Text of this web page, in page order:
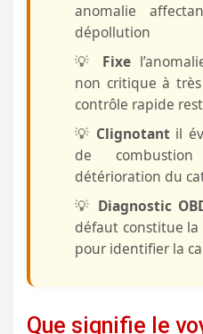
anomalie
dépollution
💡 Fixe
non critique à
contrôle rapide
💡 Clignotant il
de
détérioration du
💡 Diagnostic
défaut constitue
pour identifier la
Que signifie le